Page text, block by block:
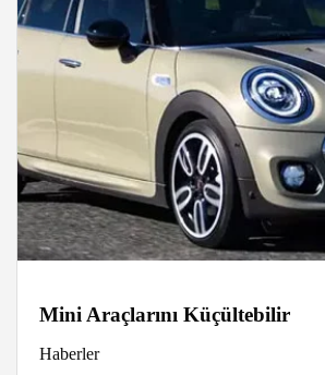
Mini Araçlarını Küçültebilir
Haberler